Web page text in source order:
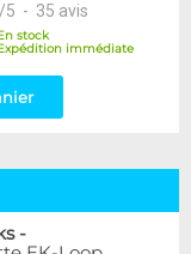
/5 - 35 avis
stock
immédiate
-